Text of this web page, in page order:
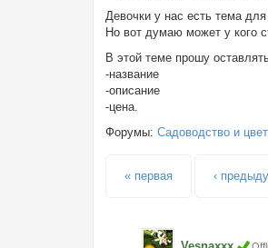
Девочки у нас есть тема для
Но вот думаю может у кого
В этой теме прошу
-название
-описание
-цена.
Форумы: Садоводство и
Страницы
« первая ‹